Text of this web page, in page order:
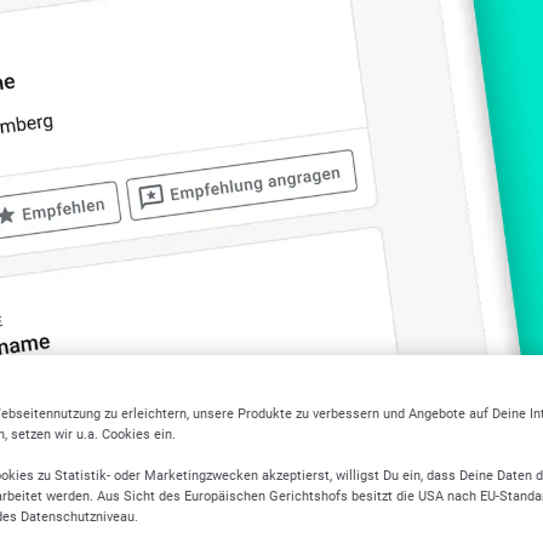
Branchen in
zu erleichtern, unsere Produkte zu verbessern und Angebote auf Deine
setzen wir u.a. Cookies ein.
zu Statistik- oder Marketingzwecken akzeptierst, willigst Du ein, dass Deine Daten
werden. Aus Sicht des Europäischen Gerichtshofs besitzt die USA nach EU-
Datenschutzniveau.